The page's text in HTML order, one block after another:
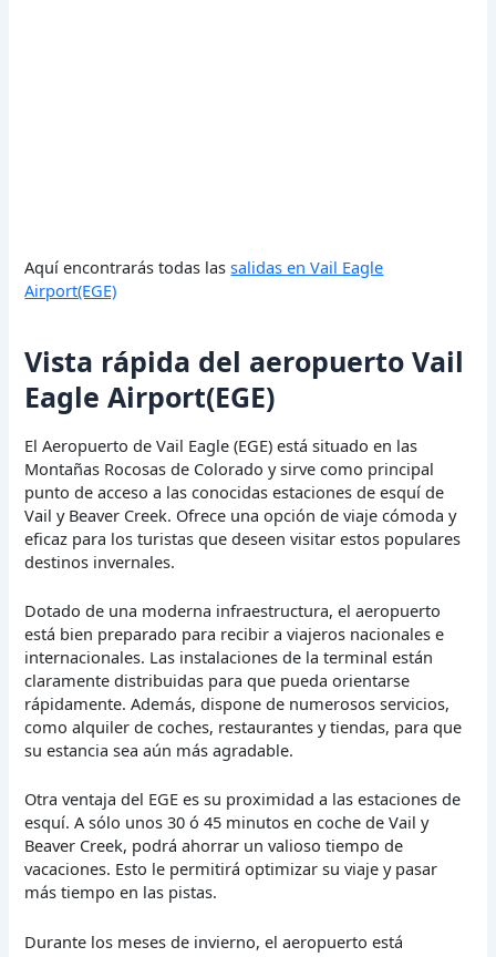
Aquí encontrarás todas lassalidas en Vail Eagle
Airport(EGE)
Vista rápida del aeropuerto Vail
Eagle Airport(EGE)
El Aeropuerto de Vail Eagle (EGE) está situado en las
Montañas Rocosas de Colorado y sirve como principal
punto de acceso a las conocidas estaciones de esquí de
Vail y Beaver Creek. Ofrece una opción de viaje cómoda y
eficaz para los turistas que deseen visitar estos populares
destinos invernales.
Dotado de una moderna infraestructura, el aeropuerto
está bien preparado para recibir a viajeros nacionales e
internacionales. Las instalaciones de la terminal están
claramente distribuidas para que pueda orientarse
rápidamente. Además, dispone de numerosos servicios,
como alquiler de coches, restaurantes y tiendas, para que
su estancia sea aún más agradable.
Otra ventaja del EGE es su proximidad a las estaciones de
esquí. A sólo unos 30 ó 45 minutos en coche de Vail y
Beaver Creek, podrá ahorrar un valioso tiempo de
vacaciones. Esto le permitirá optimizar su viaje y pasar
más tiempo en las pistas.
Durante los meses de invierno, el aeropuerto está